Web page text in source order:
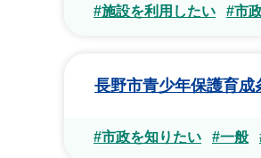
#施設を利用したい #市
長野市青少年保護育成
#市政を知りたい #一般